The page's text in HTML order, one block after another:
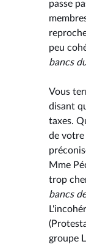
passe
peu
bancs
Vous
disant
taxes.
de votre
Mme
trop
bancs
groupe